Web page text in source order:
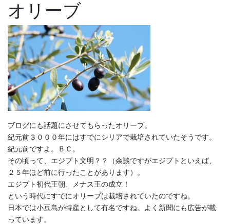
オリーブ
ブログにも話題にさせてもらったオリーブ。
紀元前３０００年にはすでにシリアで栽培されていたそうです。
紀元前ですよ。ＢＣ。
その頃って、エジプト文明？？（余談ですがエジプトといえば、
２５年ほど前に行ったことがあります）。
エジプト初代王朝、メナス王の成立！
という時代にすでにオリーブは栽培されていたのですね。
日本では小豆島が特産として有名ですね。よく新聞にも広告が載
っています。